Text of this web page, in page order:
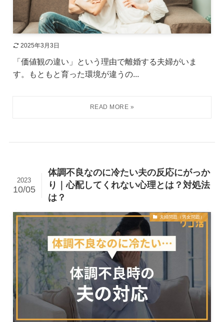
2025年3月3日
「価値観の違い」という理由で離婚する夫婦がいま
す。もともと育った環境が違うの...
体調不良なのに冷たい夫の反応にがっか
り｜心配してくれない心理とは？対処法
は？
2023
10/05
夫婦問題（男女問題）